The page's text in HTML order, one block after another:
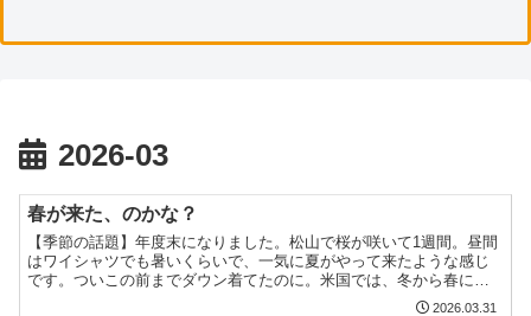
2026-03
春が来た、のかな？
【季節の話題】年度末になりました。松山で桜が咲いて1週間。昼間
はワイシャツでも暑いくらいで、一気に夏がやって来たような感じ
です。ついこの前までダウン着てたのに。米国では、冬から春にか
けて少しあたたかくなり、また寒くなるとき、あたたかくなりか...
2026.03.31